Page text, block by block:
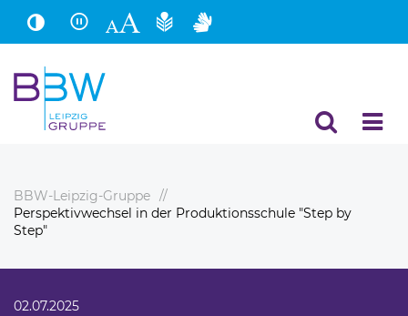
Hauptinhalt
Fußbereich
BBW-Leipzig-Gruppe
Perspektivwechsel in der Produktionsschule "Step by
Step"
02.07.2025